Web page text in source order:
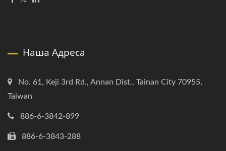
Наша Адреса
No. 61, Keji 3rd Rd., Annan Dist., Tainan City 70955,
Taiwan
886-6-3842-899
886-6-3843-288